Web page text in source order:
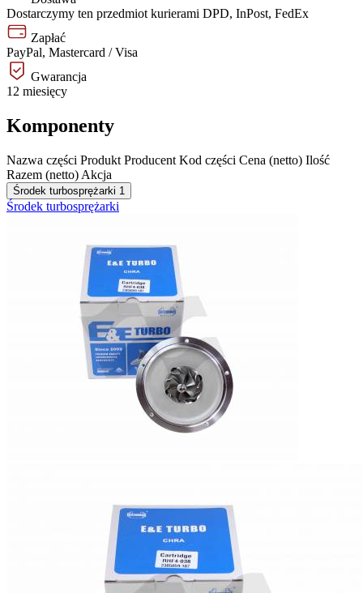
Dostarczymy ten przedmiot kurierami DPD, InPost, FedEx
Zapłać
PayPal, Mastercard / Visa
Gwarancja
12 miesięcy
Komponenty
Nazwa części Produkt Producent Kod części Cena (netto) Ilość
Razem (netto) Akcja
Środek turbosprężarki 1
Środek turbosprężarki